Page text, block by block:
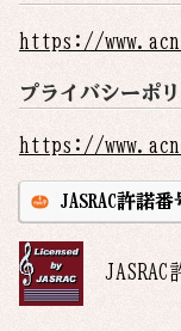
https://
プライバシーポ
https://
JASRAC許諾番